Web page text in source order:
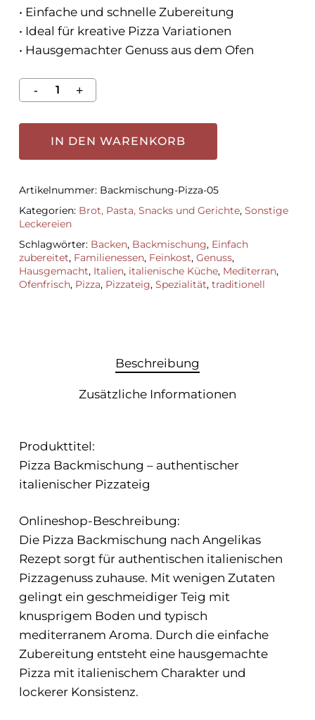
• Einfache und schnelle Zubereitung
• Ideal für kreative Pizza Variationen
• Hausgemachter Genuss aus dem Ofen
IN DEN WARENKORB
Artikelnummer: Backmischung-Pizza-05
Kategorien: Brot, Pasta, Snacks und Gerichte, Sonstige
Leckereien
Schlagwörter: Backen, Backmischung, Einfach
zubereitet, Familienessen, Feinkost, Genuss,
Hausgemacht, Italien, italienische Küche, Mediterran,
Ofenfrisch, Pizza, Pizzateig, Spezialität, traditionell
Beschreibung
Zusätzliche Informationen
Produkttitel:
Pizza Backmischung – authentischer
italienischer Pizzateig
Onlineshop-Beschreibung:
Die Pizza Backmischung nach Angelikas
Rezept sorgt für authentischen italienischen
Pizzagenuss zuhause. Mit wenigen Zutaten
gelingt ein geschmeidiger Teig mit
knusprigem Boden und typisch
mediterranem Aroma. Durch die einfache
Zubereitung entsteht eine hausgemachte
Pizza mit italienischem Charakter und
lockerer Konsistenz.